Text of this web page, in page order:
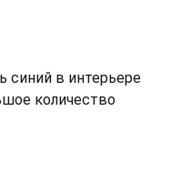
синий в интерьере
количество